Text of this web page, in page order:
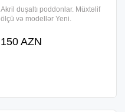
Akril duşaltı poddonlar. Müxtəlif
ölçü və modellər Yeni.
150 AZN